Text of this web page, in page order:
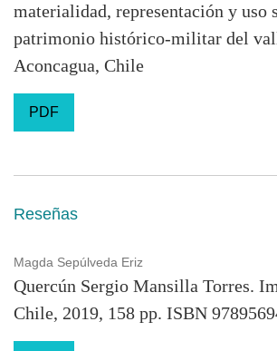
materialidad, representación y uso
patrimonio histórico-militar del
Aconcagua, Chile
PDF
Reseñas
Magda Sepúlveda Eriz
Quercún Sergio Mansilla Torres.
Chile, 2019, 158 pp. ISBN